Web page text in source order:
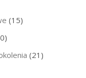
(15)
(21)